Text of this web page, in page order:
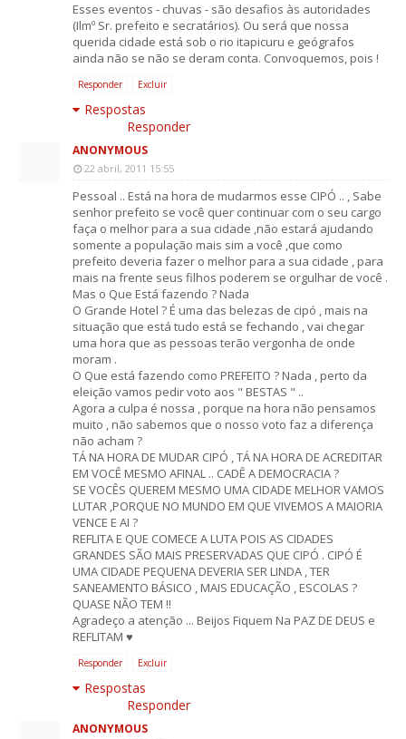
Esses eventos - chuvas - são desafios às autoridades
(Ilmº Sr. prefeito e secratários). Ou será que nossa
querida cidade está sob o rio itapicuru e geógrafos
ainda não se não se deram conta. Convoquemos, pois !
Responder Excluir
Respostas
Responder
ANONYMOUS
22 abril, 2011 15:55
Pessoal .. Está na hora de mudarmos esse CIPÓ .. , Sabe
senhor prefeito se você quer continuar com o seu cargo
faça o melhor para a sua cidade ,não estará ajudando
somente a população mais sim a você ,que como
prefeito deveria fazer o melhor para a sua cidade , para
mais na frente seus filhos poderem se orgulhar de você .
Mas o Que Está fazendo ? Nada
O Grande Hotel ? É uma das belezas de cipó , mais na
situação que está tudo está se fechando , vai chegar
uma hora que as pessoas terão vergonha de onde
moram .
O Que está fazendo como PREFEITO ? Nada , perto da
eleição vamos pedir voto aos " BESTAS " ..
Agora a culpa é nossa , porque na hora não pensamos
muito , não sabemos que o nosso voto faz a diferença
não acham ?
TÁ NA HORA DE MUDAR CIPÓ , TÁ NA HORA DE ACREDITAR
EM VOCÊ MESMO AFINAL .. CADÊ A DEMOCRACIA ?
SE VOCÊS QUEREM MESMO UMA CIDADE MELHOR VAMOS
LUTAR ,PORQUE NO MUNDO EM QUE VIVEMOS A MAIORIA
VENCE E AI ?
REFLITA E QUE COMECE A LUTA POIS AS CIDADES
GRANDES SÃO MAIS PRESERVADAS QUE CIPÓ . CIPÓ É
UMA CIDADE PEQUENA DEVERIA SER LINDA , TER
SANEAMENTO BÁSICO , MAIS EDUCAÇÃO , ESCOLAS ?
QUASE NÃO TEM !!
Agradeço a atenção ... Beijos Fiquem Na PAZ DE DEUS e
REFLITAM ♥
Responder Excluir
Respostas
Responder
ANONYMOUS